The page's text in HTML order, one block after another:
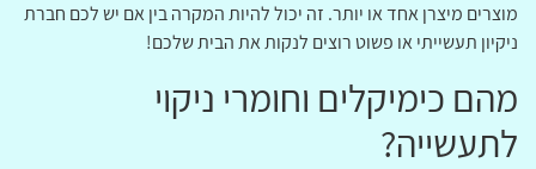
מוצרים מיצרן אחד או יותר. זה יכול להיות המקרה בין אם יש לכם חברת
ניקיון תעשייתי או פשוט רוצים לנקות את הבית שלכם!
מהם כימיקלים וחומרי ניקוי
לתעשייה?